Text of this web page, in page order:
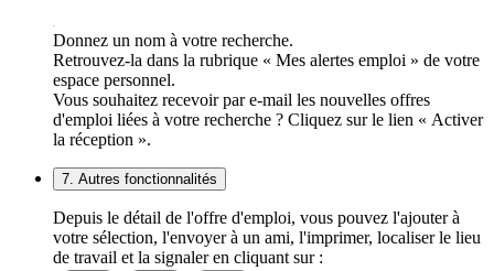
Donnez un nom à votre recherche.
Retrouvez-la dans la rubrique « Mes alertes emploi » de votre
espace personnel.
Vous souhaitez recevoir par e-mail les nouvelles offres
d'emploi liées à votre recherche ? Cliquez sur le lien « Activer
la réception ».
7. Autres fonctionnalités
Depuis le détail de l'offre d'emploi, vous pouvez l'ajouter à
votre sélection, l'envoyer à un ami, l'imprimer, localiser le lieu
de travail et la signaler en cliquant sur :